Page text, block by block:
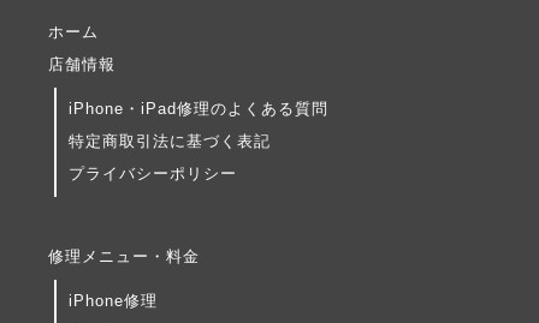
ホーム
店舗情報
iPhone・iPad修理のよくある質問
特定商取引法に基づく表記
プライバシーポリシー
修理メニュー・料金
iPhone修理